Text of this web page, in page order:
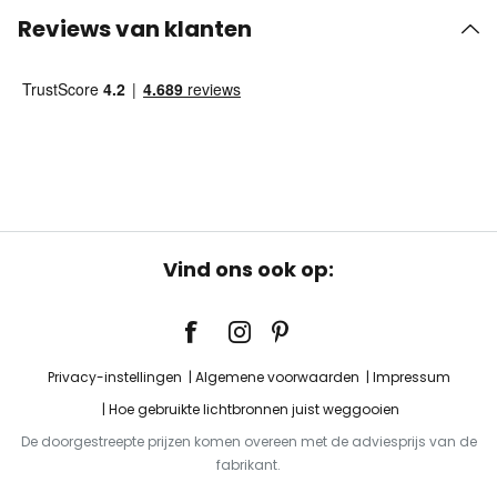
Reviews van klanten
Vind ons ook op:
Privacy-instellingen Algemene voorwaarden
Impressum
Hoe gebruikte lichtbronnen juist weggooien
De doorgestreepte prijzen komen overeen met de adviesprijs van de
fabrikant.